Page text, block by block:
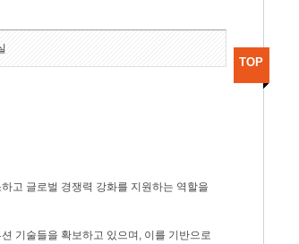
고 글로벌 경쟁력 강화를 지원하는 역할을
기술들을 확보하고 있으며, 이를 기반으로
TOP